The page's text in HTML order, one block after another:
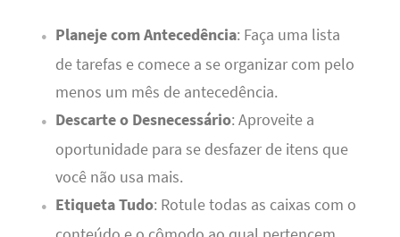
Planeje com Antecedência: Faça uma lista
de tarefas e comece a se organizar com pelo
menos um mês de antecedência.
Descarte o Desnecessário: Aproveite a
oportunidade para se desfazer de itens que
você não usa mais.
Etiqueta Tudo: Rotule todas as caixas com o